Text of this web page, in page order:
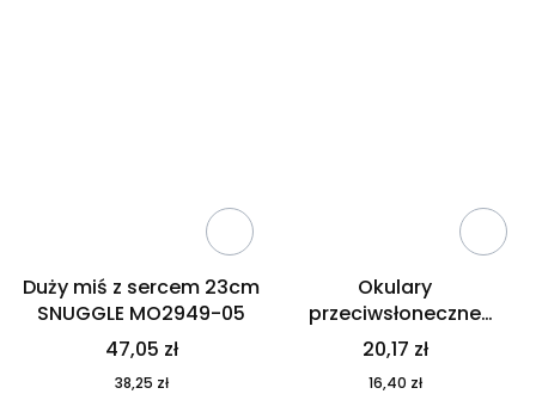
Duży miś z sercem 23cm
SNUGGLE MO2949-05
47,05 zł
38,25 zł
Okulary
przeciwsłoneczne
CALIFORNIA TOUCH
MO9617-10
20,17 zł
16,40 zł